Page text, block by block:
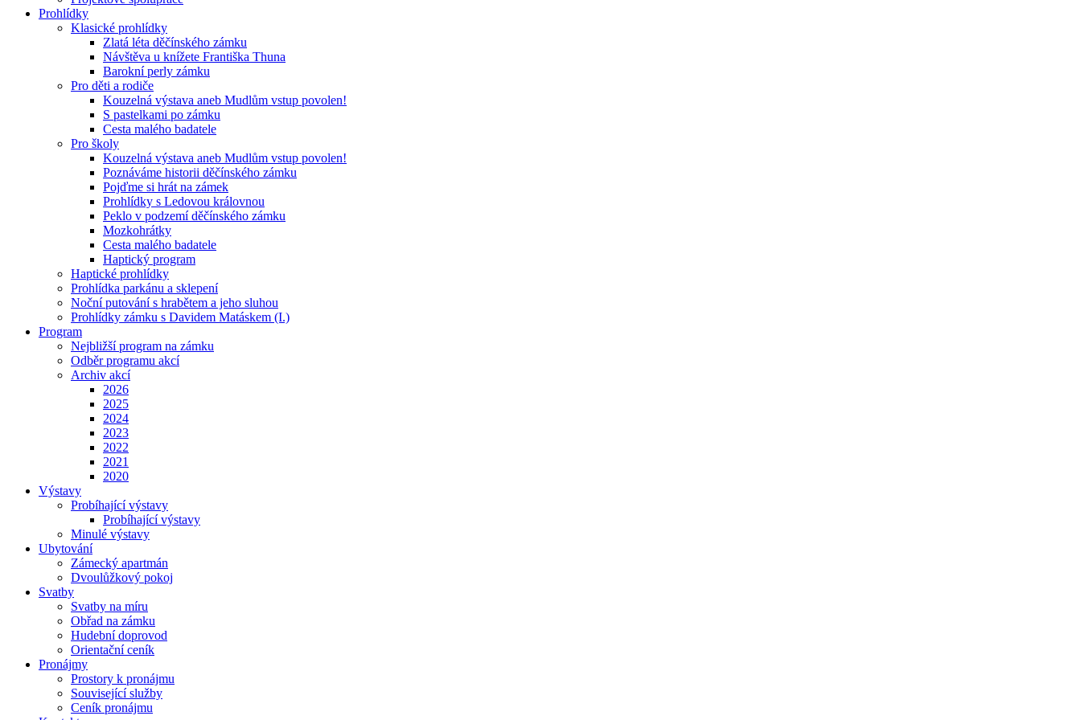
Prohlídky
Klasické prohlídky
Zlatá léta děčínského zámku
Návštěva u knížete Františka Thuna
Barokní perly zámku
Pro děti a rodiče
Kouzelná výstava aneb Mudlům vstup povolen!
S pastelkami po zámku
Cesta malého badatele
Pro školy
Kouzelná výstava aneb Mudlům vstup povolen!
Poznáváme historii děčínského zámku
Pojďme si hrát na zámek
Prohlídky s Ledovou královnou
Peklo v podzemí děčínského zámku
Mozkohrátky
Cesta malého badatele
Haptický program
Haptické prohlídky
Prohlídka parkánu a sklepení
Noční putování s hrabětem a jeho sluhou
Prohlídky zámku s Davidem Matáskem (I.)
Program
Nejbližší program na zámku
Odběr programu akcí
Archiv akcí
2026
2025
2024
2023
2022
2021
2020
Výstavy
Probíhající výstavy
Probíhající výstavy
Minulé výstavy
Ubytování
Zámecký apartmán
Dvoulůžkový pokoj
Svatby
Svatby na míru
Obřad na zámku
Hudební doprovod
Orientační ceník
Pronájmy
Prostory k pronájmu
Související služby
Ceník pronájmu